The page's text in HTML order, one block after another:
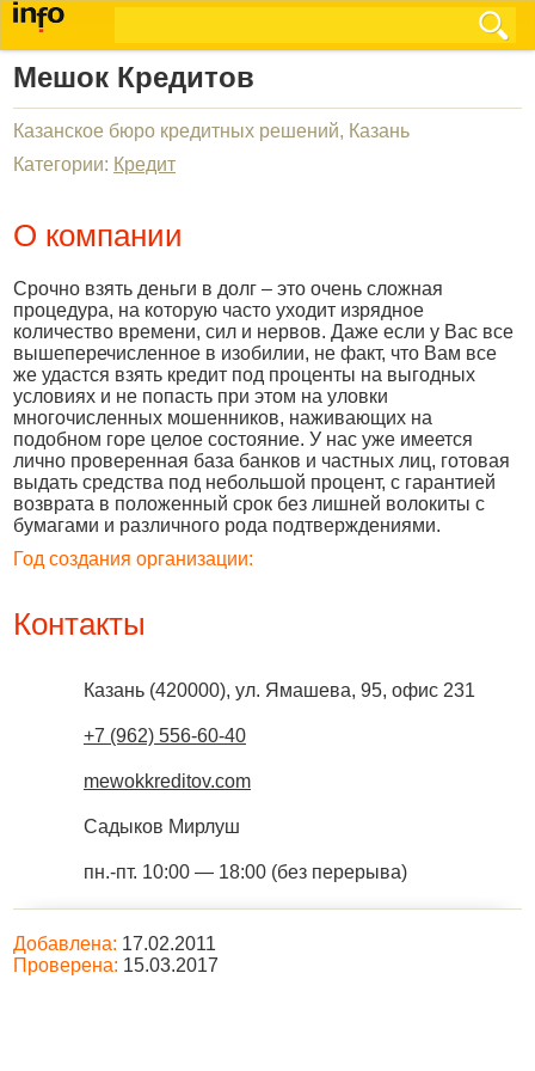
Мешок Кредитов
Казанское бюро кредитных решений, Казань
Категории: Кредит
О компании
Срочно взять деньги в долг – это очень сложная
процедура, на которую часто уходит изрядное
количество времени, сил и нервов. Даже если у Вас все
вышеперечисленное в изобилии, не факт, что Вам все
же удастся взять кредит под проценты на выгодных
условиях и не попасть при этом на уловки
многочисленных мошенников, наживающих на
подобном горе целое состояние. У нас уже имеется
лично проверенная база банков и частных лиц, готовая
выдать средства под небольшой процент, с гарантией
возврата в положенный срок без лишней волокиты с
бумагами и различного рода подтверждениями.
Год создания организации:
Контакты
Казань (420000), ул. Ямашева, 95, офис 231
+7 (962) 556-60-40
mewokkreditov.com
Садыков Мирлуш
пн.-пт. 10:00 — 18:00 (без перерыва)
Добавлена: 17.02.2011
Проверена: 15.03.2017